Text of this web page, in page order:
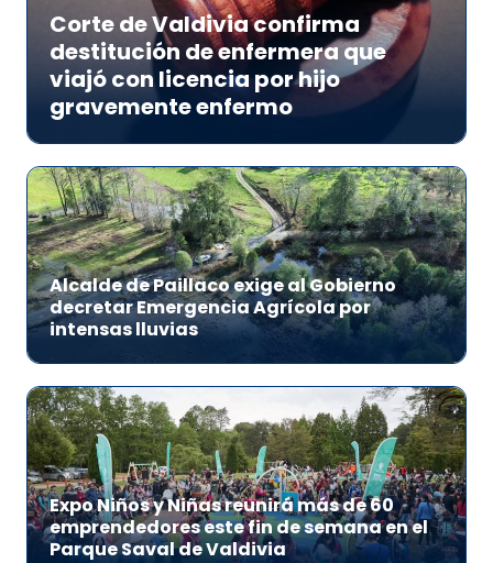
Corte de Valdivia confirma
destitución de enfermera que
viajó con licencia por hijo
gravemente enfermo
Alcalde de Paillaco exige al Gobierno
decretar Emergencia Agrícola por
intensas lluvias
Expo Niños y Niñas reunirá más de 60
emprendedores este fin de semana en el
Parque Saval de Valdivia